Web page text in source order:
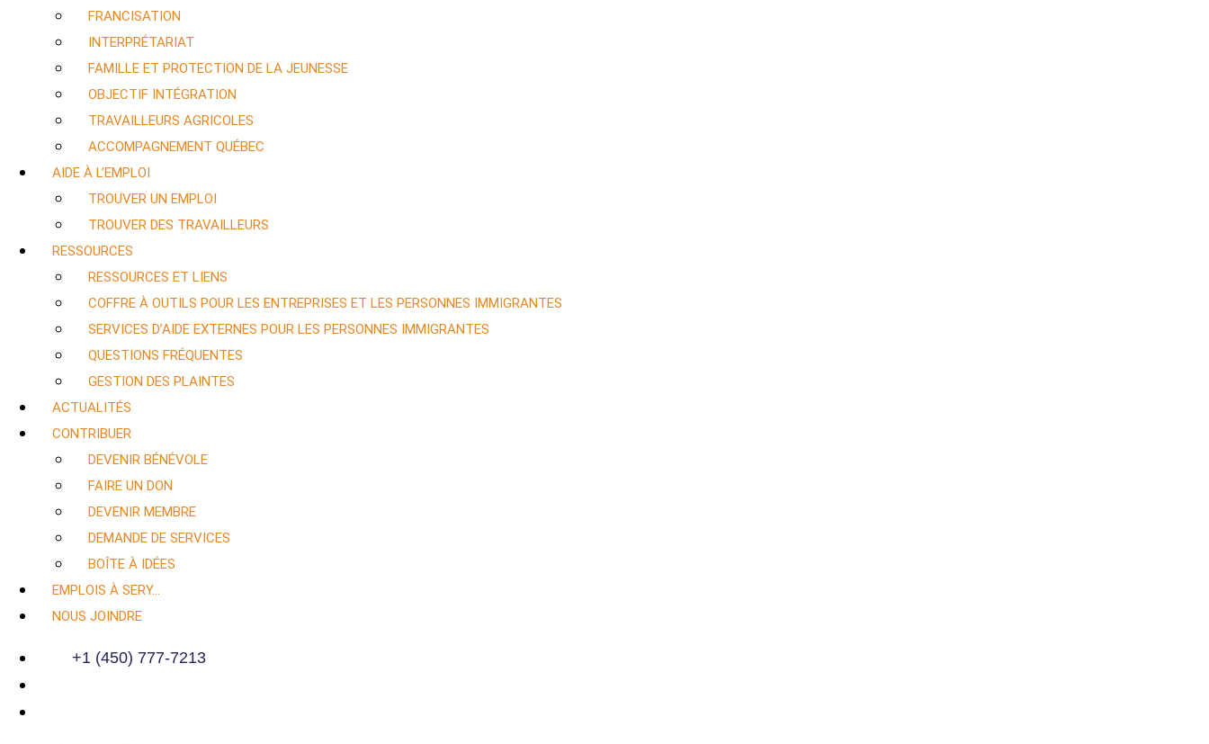
FRANCISATION
INTERPRÉTARIAT
FAMILLE ET PROTECTION DE LA JEUNESSE
OBJECTIF INTÉGRATION
TRAVAILLEURS AGRICOLES
ACCOMPAGNEMENT QUÉBEC
AIDE À L’EMPLOI
TROUVER UN EMPLOI
TROUVER DES TRAVAILLEURS
RESSOURCES
RESSOURCES ET LIENS
COFFRE À OUTILS POUR LES ENTREPRISES ET LES PERSONNES IMMIGRANTES
SERVICES D’AIDE EXTERNES POUR LES PERSONNES IMMIGRANTES
QUESTIONS FRÉQUENTES
GESTION DES PLAINTES
ACTUALITÉS
CONTRIBUER
DEVENIR BÉNÉVOLE
FAIRE UN DON
DEVENIR MEMBRE
DEMANDE DE SERVICES
BOÎTE À IDÉES
EMPLOIS À SERY…
NOUS JOINDRE
+1 (450) 777-7213